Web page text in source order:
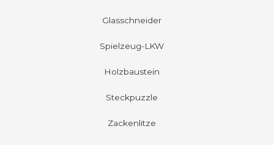
Glasschneider
Spielzeug-LKW
Holzbaustein
Steckpuzzle
Zackenlitze